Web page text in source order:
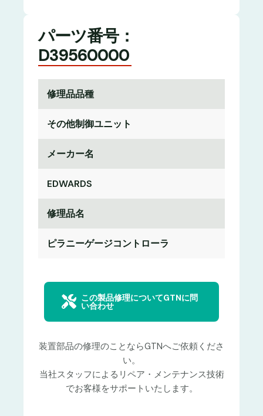
パーツ番号：
D39560000
修理品品種
その他制御ユニット
メーカー名
EDWARDS
修理品名
ピラニーゲージコントローラ
この製品修理についてGTNに問
い合わせ
装置部品の修理のことならGTNへご依頼くださ
い。
当社スタッフによるリペア・メンテナンス技術
でお客様をサポートいたします。